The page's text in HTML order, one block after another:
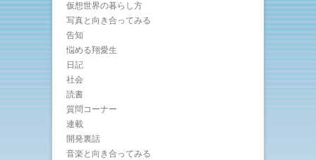
仮想世界の暮らし方
写真と向き合ってみる
告知
悩める翔愛生
日記
社会
読書
質問コーナー
連載
開発裏話
音楽と向き合ってみる